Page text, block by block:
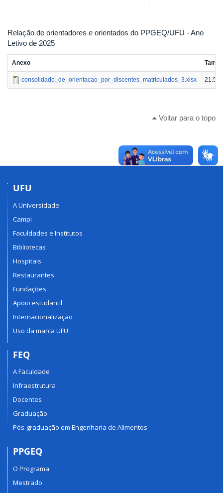
Relação de orientadores e orientados do PPGEQ/UFU - Ano
Letivo de 2025
Anexo
consolidado_de_orientacao_por_discentes_matriculados_3.xlsx 21.5
Voltar para o topo
UFU
A Universidade
Campi
Faculdades e Institutos
Bibliotecas
Hospitais
Restaurantes
Fundações
Apoio estudantil
Internacionalização
Uso da marca UFU
FEQ
A Faculdade
Infraestrutura
Docentes
Graduação
Pós-graduação em Engenharia de Alimentos
PPGEQ
O Programa
Mestrado